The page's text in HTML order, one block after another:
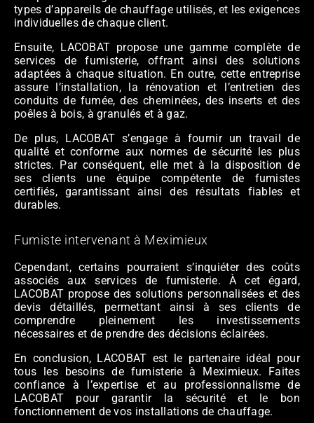
types d’appareils de chauffage utilisés, et les exigences
individuelles de chaque client.
Ensuite, LACOBAT propose une gamme complète de
services de fumisterie, offrant ainsi des solutions
adaptées à chaque situation. En outre, cette entreprise
assure l’installation, la rénovation et l’entretien des
conduits de fumée, des cheminées, des inserts et des
poêles à bois, à granulés et à gaz.
De plus, LACOBAT s’engage à fournir un travail de
qualité et conforme aux normes de sécurité les plus
strictes. Par conséquent, elle met à la disposition de
ses clients une équipe compétente de fumistes
certifiés, garantissant ainsi des résultats fiables et
durables.
Fumiste intervenant à Meximieux
Cependant, certains pourraient s’inquiéter des coûts
associés aux services de fumisterie. À cet égard,
LACOBAT propose des solutions personnalisées et des
devis détaillés, permettant ainsi à ses clients de
comprendre pleinement les investissements
nécessaires et de prendre des décisions éclairées.
En conclusion, LACOBAT est le partenaire idéal pour
tous les besoins de fumisterie à Meximieux. Faites
confiance à l’expertise et au professionnalisme de
LACOBAT pour garantir la sécurité et le bon
fonctionnement de vos installations de chauffage.